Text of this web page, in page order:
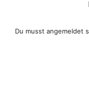
Du musst angemeldet